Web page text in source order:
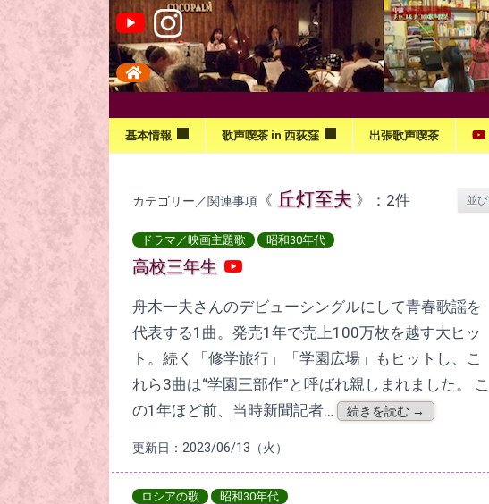
基本情報 歌声喫茶 in 西荻窪 出張歌声喫茶
カテゴリー／関連事項《 丘灯至夫》：2件
ドラマ／映画主題歌 昭和30年代
高校三年生
舟木一夫さんのデビューシングルにして青春歌謡を
代表する1曲。発売1年で売上100万枚を越す大ヒッ
ト。続く「修学旅行」「学園広場」もヒットし、こ
れら3曲は“学園三部作”と呼ばれ親しまれました。 こ
の1年ほど前、当時新聞記者…
続きを読む →
更新日：2023/06/13（火）
ロシアの歌 昭和30年代